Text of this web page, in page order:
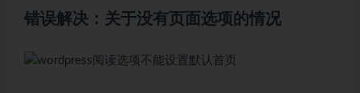
错误解决：关于没有页面选项的情况